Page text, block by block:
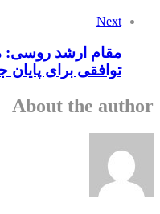
Next
مقام ارشد روسی:
توافقی برای
About the author